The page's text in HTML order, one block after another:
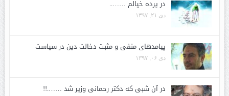
در پرده خیالم ……..
دی ۲۱, ۱۳۹۷
پیامدهای منفی و مثبت دخالت دین در سیاست
دی ۰۶, ۱۳۹۷
در آن شبی که دکتر رحمانی وزیر شد …….!!